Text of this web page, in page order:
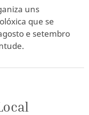
uns
que se
e setembro